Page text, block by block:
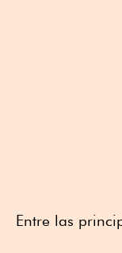
Entre las